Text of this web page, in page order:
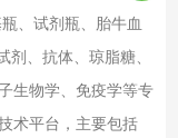
、试剂瓶、胎牛血
、抗体、琼脂糖、
生物学、免疫学等专
术平台，主要包括